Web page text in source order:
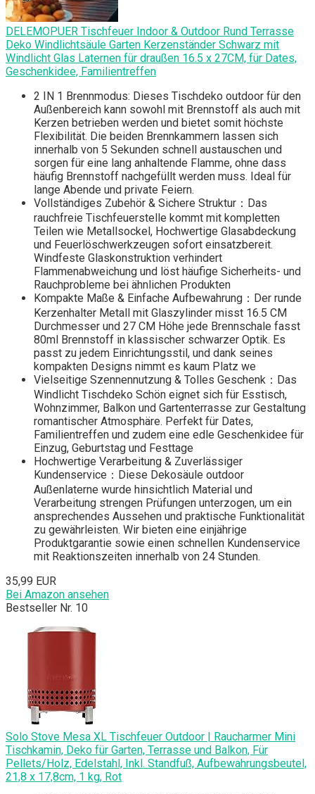
DELEMOPUER Tischfeuer Indoor & Outdoor Rund Terrasse
Deko Windlichtsäule Garten Kerzenständer Schwarz mit
Windlicht Glas Laternen für draußen 16.5 x 27CM, für Dates,
Geschenkidee, Familientreffen
2 IN 1 Brennmodus: Dieses Tischdeko outdoor für den
Außenbereich kann sowohl mit Brennstoff als auch mit
Kerzen betrieben werden und bietet somit höchste
Flexibilität. Die beiden Brennkammern lassen sich
innerhalb von 5 Sekunden schnell austauschen und
sorgen für eine lang anhaltende Flamme, ohne dass
häufig Brennstoff nachgefüllt werden muss. Ideal für
lange Abende und private Feiern.
Vollständiges Zubehör & Sichere Struktur：Das
rauchfreie Tischfeuerstelle kommt mit kompletten
Teilen wie Metallsockel, Hochwertige Glasabdeckung
und Feuerlöschwerkzeugen sofort einsatzbereit.
Windfeste Glaskonstruktion verhindert
Flammenabweichung und löst häufige Sicherheits- und
Rauchprobleme bei ähnlichen Produkten
Kompakte Maße & Einfache Aufbewahrung：Der runde
Kerzenhalter Metall mit Glaszylinder misst 16.5 CM
Durchmesser und 27 CM Höhe jede Brennschale fasst
80ml Brennstoff in klassischer schwarzer Optik. Es
passt zu jedem Einrichtungsstil, und dank seines
kompakten Designs nimmt es kaum Platz we
Vielseitige Szennennutzung & Tolles Geschenk：Das
Windlicht Tischdeko Schön eignet sich für Esstisch,
Wohnzimmer, Balkon und Gartenterrasse zur Gestaltung
romantischer Atmosphäre. Perfekt für Dates,
Familientreffen und zudem eine edle Geschenkidee für
Einzug, Geburtstag und Festtage
Hochwertige Verarbeitung & Zuverlässiger
Kundenservice：Diese Dekosäule outdoor
Außenlaterne wurde hinsichtlich Material und
Verarbeitung strengen Prüfungen unterzogen, um ein
ansprechendes Aussehen und praktische Funktionalität
zu gewährleisten. Wir bieten eine einjährige
Produktgarantie sowie einen schnellen Kundenservice
mit Reaktionszeiten innerhalb von 24 Stunden.
35,99 EUR
Bei Amazon ansehen
Bestseller Nr. 10
Solo Stove Mesa XL Tischfeuer Outdoor | Raucharmer Mini
Tischkamin, Deko für Garten, Terrasse und Balkon, Für
Pellets/Holz, Edelstahl, Inkl. Standfuß, Aufbewahrungsbeutel,
21,8 x 17,8cm, 1 kg, Rot